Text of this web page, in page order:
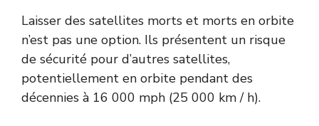
Laisser des satellites morts et morts en orbite
n’est pas une option. Ils présentent un risque
de sécurité pour d’autres satellites,
potentiellement en orbite pendant des
décennies à 16 000 mph (25 000 km / h).